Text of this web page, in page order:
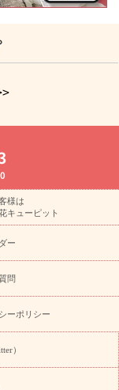
フラワーギフト特集
い
みの花
蘭・花鉢
ギフト・プレゼント
ト
お盆 花（新
お供え 花とセットギ
ひまわり ギフト・プ
い 花のギフト特集
すめランキング
敬
敬老の日 花とセットギ
フト一覧
キャン
ボキャンペーン
生日の花を探す
特集
様は
キューピット
ー
問
ーポリシー
）